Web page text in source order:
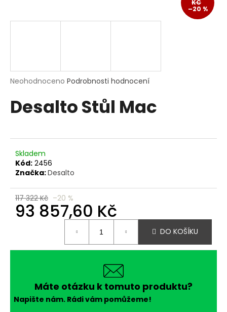
Průměrné
produktu
je
5
hvězdiček.
Neohodnoceno Podrobnosti hodnocení
Desalto Stůl Mac
Skladem
Kód: 2456
Značka:Desalto
117 322 Kč –20 %
93 857,60 Kč
DO KOŠÍKU
Máte otázku k tomuto produktu?
Napište nám. Rádi vám pomůžeme!
KČ
–20 %
j
D
o
o
u
j